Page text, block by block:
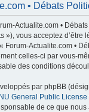
• Débats
Actualite.com •
»), vous acceptez
Forum-Actualite.com •
celles-ci par vous-
des conditions
par phpBB
General Public License
de ce que